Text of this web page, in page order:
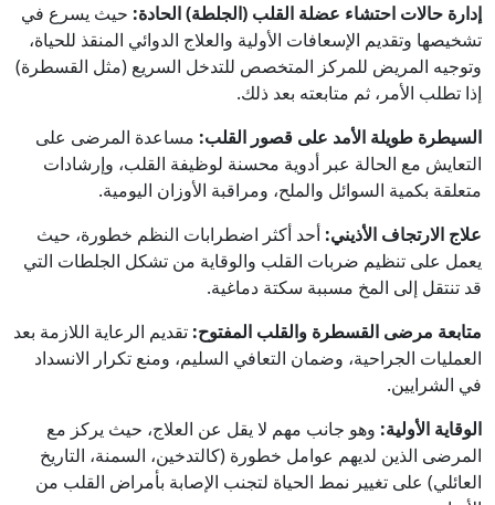
إدارة حالات احتشاء عضلة القلب (الجلطة) الحادة: حيث يسرع في
تشخيصها وتقديم الإسعافات الأولية والعلاج الدوائي المنقذ للحياة،
وتوجيه المريض للمركز المتخصص للتدخل السريع (مثل القسطرة)
إذا تطلب الأمر، ثم متابعته بعد ذلك.
السيطرة طويلة الأمد على قصور القلب: مساعدة المرضى على
التعايش مع الحالة عبر أدوية محسنة لوظيفة القلب، وإرشادات
متعلقة بكمية السوائل والملح، ومراقبة الأوزان اليومية.
علاج الارتجاف الأذيني: أحد أكثر اضطرابات النظم خطورة، حيث
يعمل على تنظيم ضربات القلب والوقاية من تشكل الجلطات التي
قد تنتقل إلى المخ مسببة سكتة دماغية.
متابعة مرضى القسطرة والقلب المفتوح: تقديم الرعاية اللازمة بعد
العمليات الجراحية، وضمان التعافي السليم، ومنع تكرار الانسداد
في الشرايين.
الوقاية الأولية: وهو جانب مهم لا يقل عن العلاج، حيث يركز مع
المرضى الذين لديهم عوامل خطورة (كالتدخين، السمنة، التاريخ
العائلي) على تغيير نمط الحياة لتجنب الإصابة بأمراض القلب من